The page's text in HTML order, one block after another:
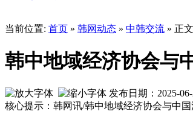
当前位置: 首页 » 韩网动态 » 中韩交流 » 正文
韩中地域经济协会与
发布日期：2025-
核心提示：韩网讯/韩中地域经济协会与中